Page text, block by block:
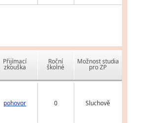
Přijímací
zkouška
Roční
školné
Možnost studia
pro ZP
pohovor 0 Sluchově